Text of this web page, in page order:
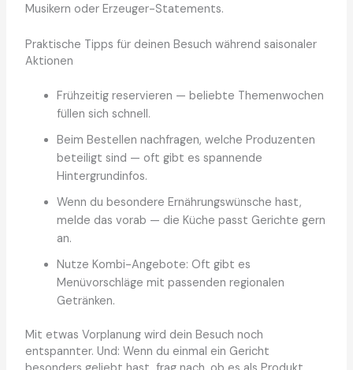
Musikern oder Erzeuger-Statements.
Praktische Tipps für deinen Besuch während saisonaler
Aktionen
Frühzeitig reservieren — beliebte Themenwochen
füllen sich schnell.
Beim Bestellen nachfragen, welche Produzenten
beteiligt sind — oft gibt es spannende
Hintergrundinfos.
Wenn du besondere Ernährungswünsche hast,
melde das vorab — die Küche passt Gerichte gern
an.
Nutze Kombi-Angebote: Oft gibt es
Menüvorschläge mit passenden regionalen
Getränken.
Mit etwas Vorplanung wird dein Besuch noch
entspannter. Und: Wenn du einmal ein Gericht